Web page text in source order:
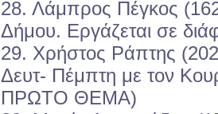
28. Λάμπρος Πέγκος
Δήμου. Εργάζεται σε
29. Χρήστος Ράπτης
Δευτ- Πέμπτη με τον
ΠΡΩΤΟ ΘΕΜΑ)